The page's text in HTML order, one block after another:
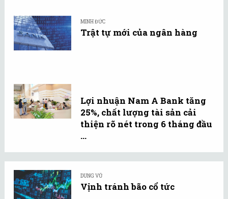
MINH ĐỨC
Trật tự mới của ngân hàng
Lợi nhuận Nam A Bank tăng
25%, chất lượng tài sản cải
thiện rõ nét trong 6 tháng đầu
...
DUNG VŨ
Vịnh tránh bão cổ tức